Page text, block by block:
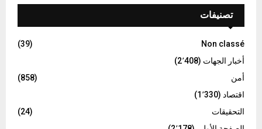
تصنيفات
Non classé
(39)
أخبار الجهات (2٬408)
أمن
(858)
اقتصاد (1٬330)
التحقيقات
(24)